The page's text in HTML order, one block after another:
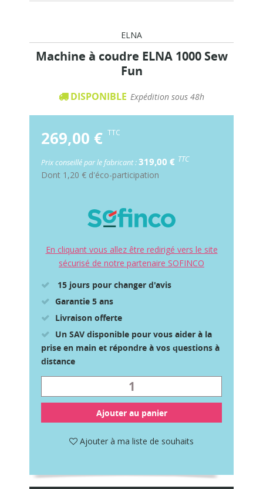
ELNA
Machine à coudre ELNA 1000 Sew
Fun
DISPONIBLE Expédition sous 48h
269,00 € TTC
Prix conseillé par le fabricant :319,00 € TTC
Dont 1,20 € d'éco-participation
En cliquant vous allez être redirigé vers le site
sécurisé de notre partenaire SOFINCO
15 jours pour changer d'avis
Garantie 5 ans
Livraison offerte
Un SAV disponible pour vous aider à la
prise en main et répondre à vos questions à
distance
Ajouter au panier
Ajouter à ma liste de souhaits